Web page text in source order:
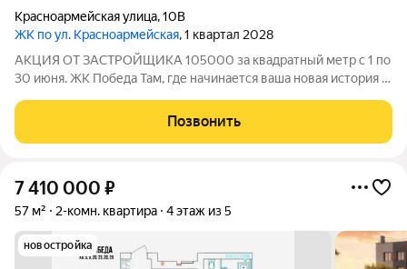
Красноармейская улица,10В
ЖК по ул. Красноармейская, 1 квартал 2028
АКЦИЯ ОТ ЗАСТРОЙЩИКА 105000 за квадратный метр с 1 по
30 июня. ЖК Победа Там, где начинается ваша новая история 1.
современный 5-этажный кирпичный дом на 49 квартир,
созданный в формате уютного
Позвонить
7 410 000 ₽
57 м² 2-комн. квартира 4 этаж из 5
новостройка